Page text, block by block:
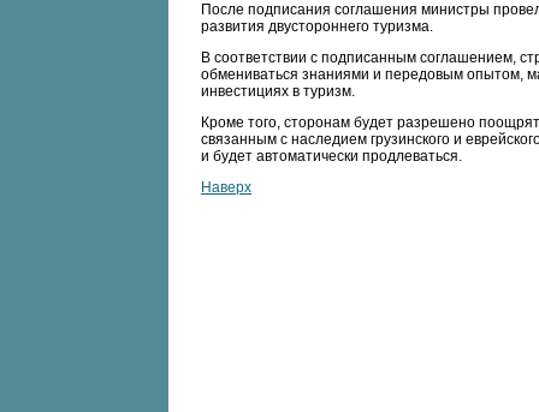
После подписания соглашения министры
развития двустороннего туризма.
В соответствии с подписанным соглашением,
обмениваться знаниями и передовым опытом,
инвестициях в туризм.
Кроме того, сторонам будет разрешено
связанным с наследием грузинского и
и будет автоматически продлеваться.
Наверх